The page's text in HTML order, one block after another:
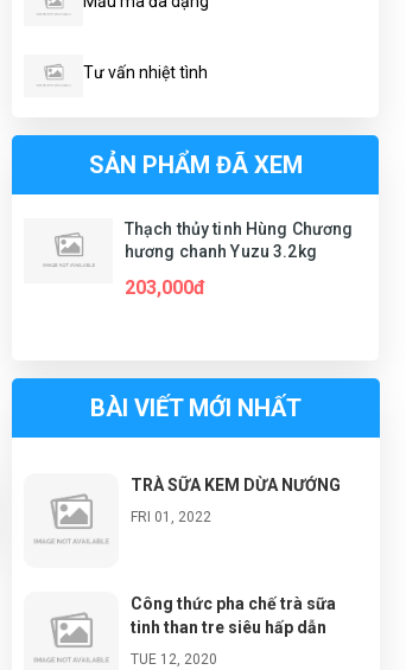
Tư vấn nhiệt tình
SẢN PHẨM ĐÃ XEM
Thạch thủy tinh Hùng Chương
hương chanh Yuzu 3.2kg
203,000đ
BÀI VIẾT MỚI NHẤT
TRÀ SỮA KEM DỪA NƯỚNG
FRI 01, 2022
Công thức pha chế trà sữa
tinh than tre siêu hấp dẫn
TUE 12, 2020